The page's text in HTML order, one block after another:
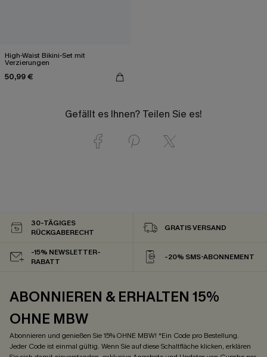
High-Waist Bikini-Set mit
Verzierungen
50,99 €
Gefällt es Ihnen? Teilen Sie es!
30-TÄGIGES
RÜCKGABERECHT
GRATIS VERSAND
-15% NEWSLETTER-
RABATT
-20% SMS-ABONNEMENT
ABONNIEREN & ERHALTEN 15%
OHNE MBW
Abonnieren und genießen Sie 15% OHNE MBW! *Ein Code pro Bestellung.
Jeder Code ist einmal gültig. Wenn Sie auf diese Schaltfläche klicken, erklären